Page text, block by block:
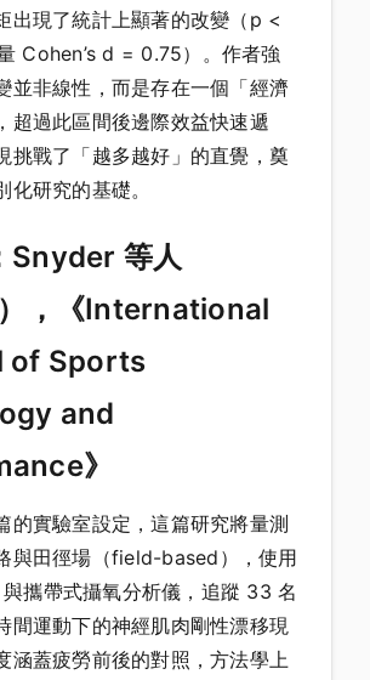
出現了統計上顯著的改變（p <
Cohen’s d = 0.75）。作者強
並非線性，而是存在一個「經濟
超過此區間後邊際效益快速遞
挑戰了「越多越好」的直覺，奠
化研究的基礎。
Snyder 等人
），《International
of Sports
and
》
的實驗室設定，這篇研究將量測
與田徑場（field-based），使用
攜帶式攝氧分析儀，追蹤 33 名
間運動下的神經肌肉剛性漂移現
涵蓋疲勞前後的對照，方法學上